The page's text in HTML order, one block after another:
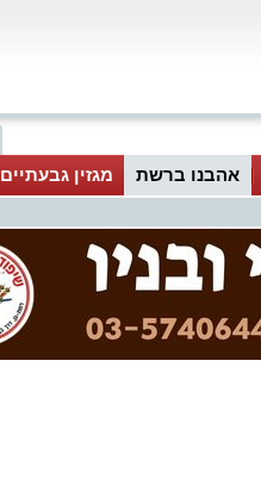
אהבנו ברשת מגזין גבעתיים